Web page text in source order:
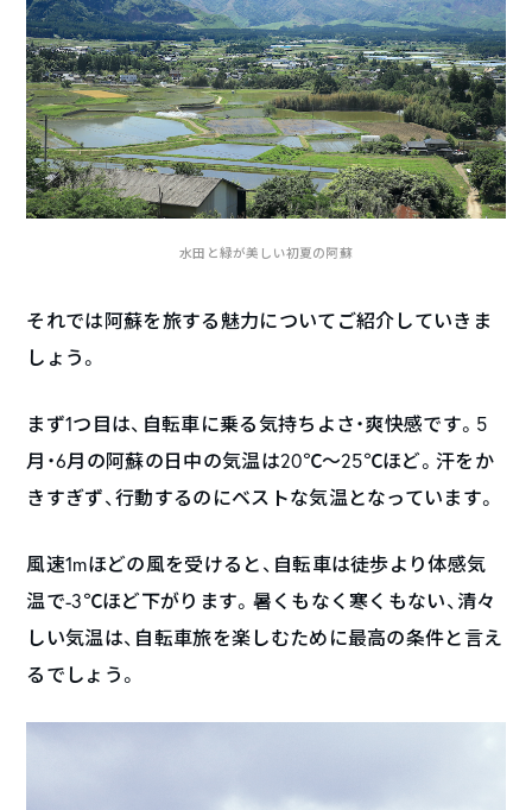
水田と緑が美しい初夏の阿蘇
それでは阿蘇を旅する魅力についてご紹介していきま
しょう。
まず1つ目は、自転車に乗る気持ちよさ・爽快感です。5
月・6月の阿蘇の日中の気温は20℃〜25℃ほど。汗をか
きすぎず、行動するのにベストな気温となっています。
風速1mほどの風を受けると、自転車は徒歩より体感気
温で-3℃ほど下がります。暑くもなく寒くもない、清々
しい気温は、自転車旅を楽しむために最高の条件と言え
るでしょう。